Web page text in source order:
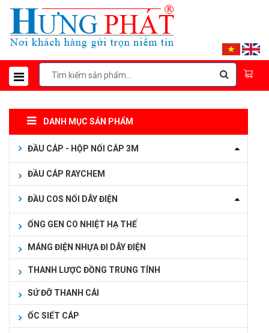
DANH MỤC SẢN PHẨM
ĐẦU CÁP - HỘP NỐI CÁP 3M
ĐẦU CÁP RAYCHEM
ĐẦU COS NỐI DÂY ĐIỆN
ỐNG GEN CO NHIỆT HẠ THẾ
MÁNG ĐIỆN NHỰA ĐI DÂY ĐIỆN
THANH LƯỢC ĐỒNG TRUNG TÍNH
SỨ ĐỠ THANH CÁI
ỐC SIẾT CÁP